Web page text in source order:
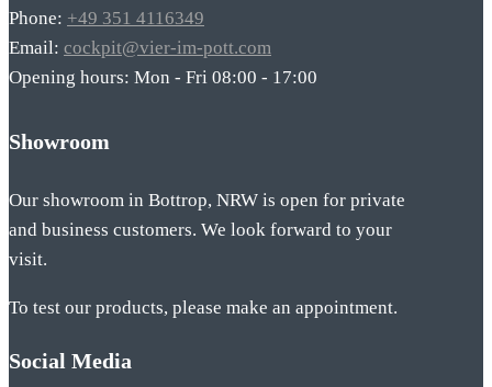
Phone: +49 351 4116349
Email: cockpit@vier-im-pott.com
Opening hours: Mon - Fri 08:00 - 17:00
Showroom
Our showroom in Bottrop, NRW is open for private
and business customers. We look forward to your
visit.
To test our products, please make an appointment.
Social Media